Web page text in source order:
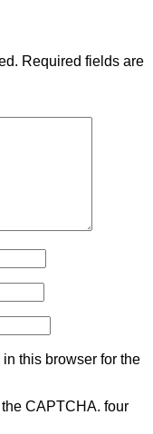
Required fields are
this browser for the
CAPTCHA. four